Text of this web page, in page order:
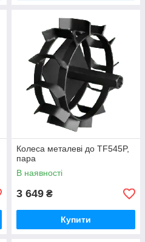
Колеса металеві до TF545P,
пара
В наявності
3 649 ₴
Купити